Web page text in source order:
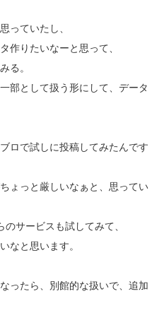
っていたし、
作りたいなーと思って、
る。
部として扱う形にして、データ
ロで試しに投稿してみたんです
ょっと厳しいなぁと、思ってい
サービスも試してみて、
なと思います。
ったら、別館的な扱いで、追加